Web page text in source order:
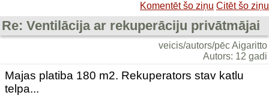
Komentēt šo ziņu Citēt šo ziņu
Re: Ventilācija ar rekuperāciju privātmājai
veicis/autors/pēc Aigaritto
Autors: 12 gadi
Majas platiba 180 m2. Rekuperators stav katlu
telpa...